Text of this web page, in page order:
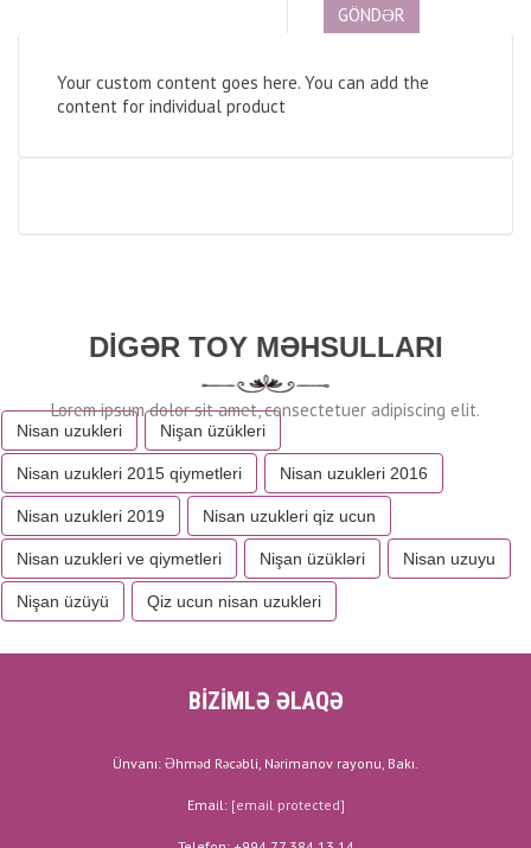
Your custom content goes here. You can add the
content for individual product
DIGƏR TOY MƏHSULLARI
Nisan uzukleri Nişan üzükleri
Nisan uzukleri 2015 qiymetleri Nisan uzukleri 2016
Nisan uzukleri 2019 Nisan uzukleri qiz ucun
Nisan uzukleri ve qiymetleri Nişan üzükləri Nisan uzuyu
Nişan üzüyü Qiz ucun nisan uzukleri
BİZİMLƏ ƏLAQƏ
Ünvanı: Əhməd Rəcəbli, Nərimanov rayonu, Bakı.
Email: [email protected]